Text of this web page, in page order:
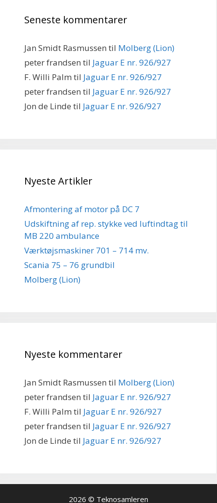
Seneste kommentarer
Jan Smidt Rasmussen til Molberg (Lion)
peter frandsen til Jaguar E nr. 926/927
F. Willi Palm til Jaguar E nr. 926/927
peter frandsen til Jaguar E nr. 926/927
Jon de Linde til Jaguar E nr. 926/927
Nyeste Artikler
Afmontering af motor på DC 7
Udskiftning af rep. stykke ved luftindtag til
MB 220 ambulance
Værktøjsmaskiner 701 – 714 mv.
Scania 75 – 76 grundbil
Molberg (Lion)
Nyeste kommentarer
Jan Smidt Rasmussen til Molberg (Lion)
peter frandsen til Jaguar E nr. 926/927
F. Willi Palm til Jaguar E nr. 926/927
peter frandsen til Jaguar E nr. 926/927
Jon de Linde til Jaguar E nr. 926/927
2026 © Teknosamleren